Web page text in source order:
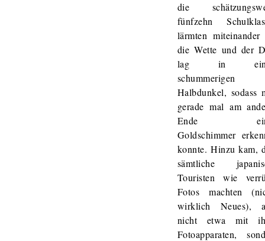
die
fünfzehn
lärmten miteinander
die Wette und der
lag in
schummerigen
Halbdunkel, sodass
gerade mal am
Ende
Goldschimmer
konnte. Hinzu kam,
sämtliche
Touristen wie
Fotos machten
wirklich Neues),
nicht etwa mit
Fotoapparaten,